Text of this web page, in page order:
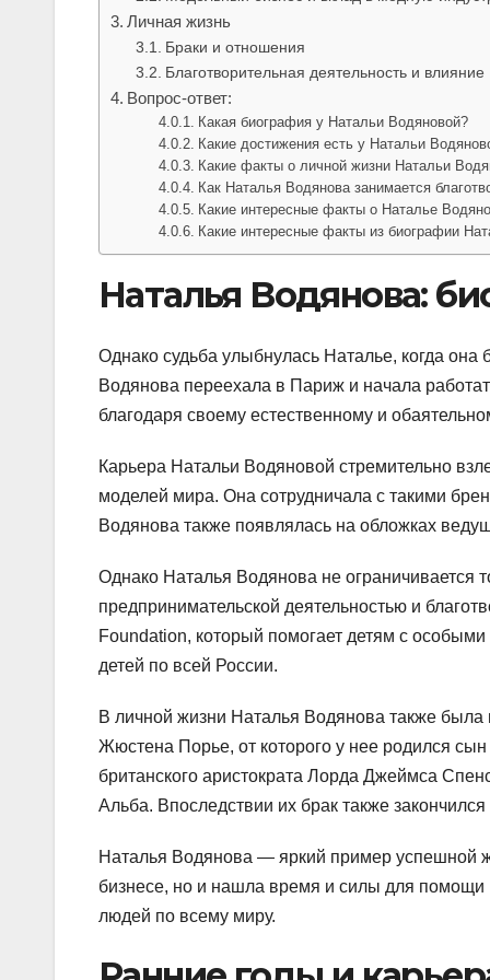
Личная жизнь
Браки и отношения
Благотворительная деятельность и влияние
Вопрос-ответ:
Какая биография у Натальи Водяновой?
Какие достижения есть у Натальи
Какие факты о личной жизни Натальи
Как Наталья Водянова занимается
Какие интересные факты о Наталье
Какие интересные факты из биографии
Наталья Водянова:
Однако судьба улыбнулась Наталье, когда она
Водянова переехала в Париж и начала
благодаря своему естественному и
Карьера Натальи Водяновой стремительно
моделей мира. Она сотрудничала с такими
Водянова также появлялась на обложках
Однако Наталья Водянова не ограничивается
предпринимательской деятельностью и
Foundation, который помогает детям с
детей по всей России.
В личной жизни Наталья Водянова также
Жюстена Порье, от которого у нее родился
британского аристократа Лорда Джеймса
Альба. Впоследствии их брак также
Наталья Водянова — яркий пример успешной
бизнесе, но и нашла время и силы для
людей по всему миру.